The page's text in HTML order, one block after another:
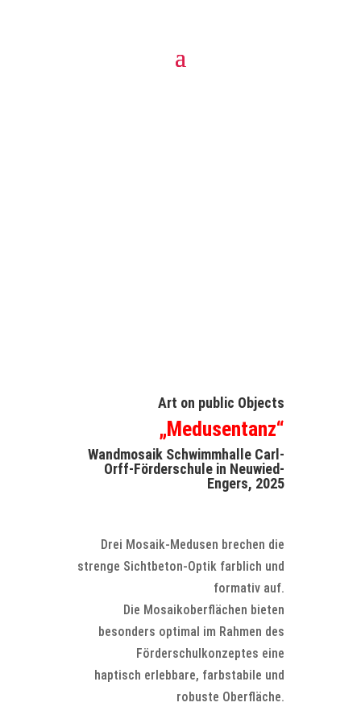
Art on public Objects
„Medusentanz“
Wandmosaik Schwimmhalle Carl-
Orff-Förderschule in Neuwied-
Engers, 2025
Drei Mosaik-Medusen brechen die
strenge Sichtbeton-Optik farblich und
formativ auf.
Die Mosaikoberflächen bieten
besonders optimal im Rahmen des
Förderschulkonzeptes eine
haptisch erlebbare, farbstabile und
robuste Oberfläche.